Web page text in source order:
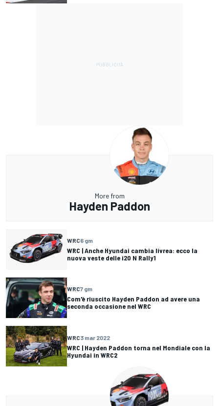
More from
Hayden Paddon
WRC6 gm
WRC | Anche Hyundai cambia livrea: ecco la
nuova veste delle i20 N Rally1
WRC7 gm
Com'è riuscito Hayden Paddon ad avere una
seconda occasione nel WRC
WRC3 mar 2022
WRC | Hayden Paddon torna nel Mondiale con la
Hyundai in WRC2